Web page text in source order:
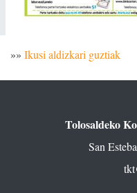
»» Ikusi aldizkari guztiak
Tolosaldeko
San